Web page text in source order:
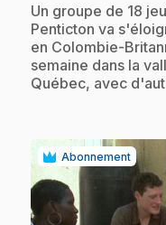
.Un groupe de 18
Penticton va
en Colombie-
semaine dans la
Québec, avec
Abonnement